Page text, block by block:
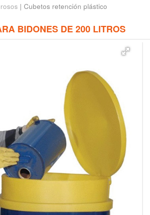
| Cubetos retención plástico
BIDONES DE 200 LITROS